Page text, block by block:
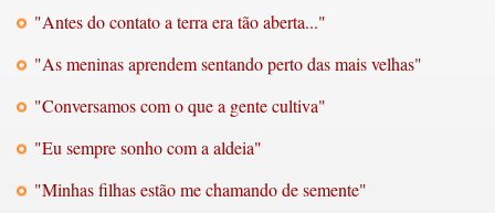
"Antes do contato a terra era tão aberta..."
"As meninas aprendem sentando perto das mais velhas"
"Conversamos com o que a gente cultiva"
"Eu sempre sonho com a aldeia"
"Minhas filhas estão me chamando de semente"